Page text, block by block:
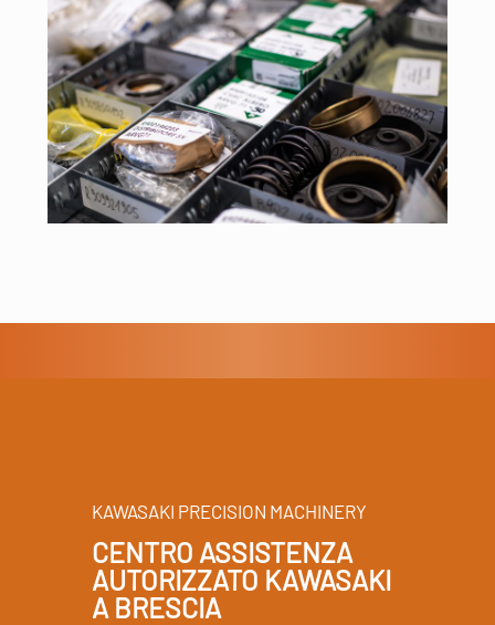
KAWASAKI PRECISION MACHINERY
CENTRO ASSISTENZA
AUTORIZZATO KAWASAKI
A BRESCIA